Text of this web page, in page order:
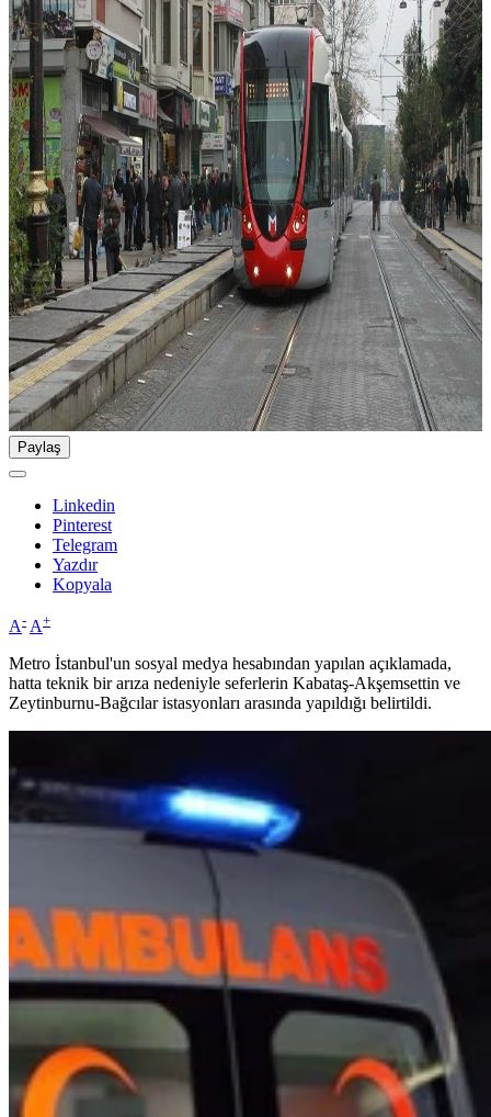
Paylaş
Linkedin
Pinterest
Telegram
Yazdır
Kopyala
A- A+
Metro İstanbul'un sosyal medya hesabından yapılan açıklamada,
hatta teknik bir arıza nedeniyle seferlerin Kabataş-Akşemsettin ve
Zeytinburnu-Bağcılar istasyonları arasında yapıldığı belirtildi.